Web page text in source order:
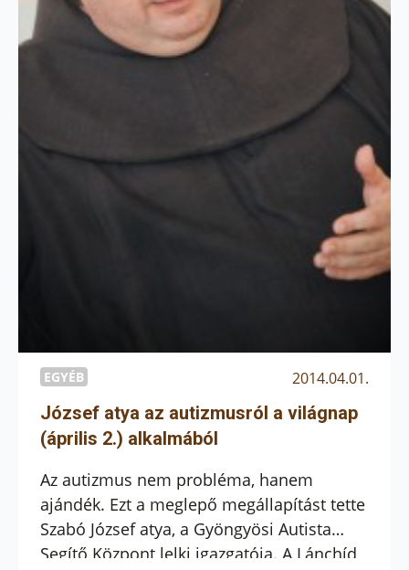
EGYÉB 2014.04.01.
József atya az autizmusról a világnap
(április 2.) alkalmából
Az autizmus nem probléma, hanem
ajándék. Ezt a meglepő megállapítást tette
Szabó József atya, a Gyöngyösi Autista
Segítő Központ lelki igazgatója. A Lánchíd